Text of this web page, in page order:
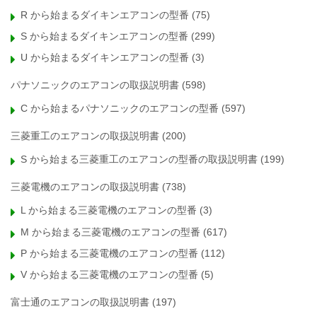
R から始まるダイキンエアコンの型番 (75)
S から始まるダイキンエアコンの型番 (299)
U から始まるダイキンエアコンの型番 (3)
パナソニックのエアコンの取扱説明書 (598)
C から始まるパナソニックのエアコンの型番 (597)
三菱重工のエアコンの取扱説明書 (200)
S から始まる三菱重工のエアコンの型番の取扱説明書 (199)
三菱電機のエアコンの取扱説明書 (738)
L から始まる三菱電機のエアコンの型番 (3)
M から始まる三菱電機のエアコンの型番 (617)
P から始まる三菱電機のエアコンの型番 (112)
V から始まる三菱電機のエアコンの型番 (5)
富士通のエアコンの取扱説明書 (197)